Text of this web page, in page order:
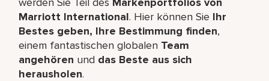
Marriott International. Hier können Sie Ihr
Bestes geben, Ihre Bestimmung finden,
einem fantastischen globalen Team
angehören und das Beste aus sich
herausholen.